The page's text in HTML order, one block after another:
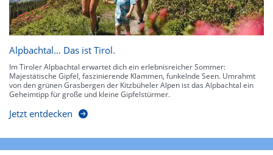
Alpbachtal… Das ist Tirol.
Im Tiroler Alpbachtal erwartet dich ein erlebnisreicher Sommer:
Majestätische Gipfel, faszinierende Klammen, funkelnde Seen. Umrahmt
von den grünen Grasbergen der Kitzbüheler Alpen ist das Alpbachtal ein
Geheimtipp für große und kleine Gipfelstürmer.
Jetzt entdecken